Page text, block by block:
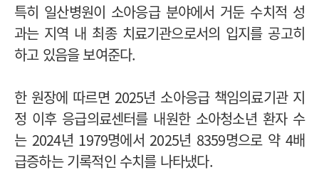
특히 일산병원이 소아응급 분야에서 거둔 수치적 성
과는 지역 내 최종 치료기관으로서의 입지를 공고히
하고 있음을 보여준다.
한 원장에 따르면 2025년 소아응급 책임의료기관 지
정 이후 응급의료센터를 내원한 소아청소년 환자 수
는 2024년 1979명에서 2025년 8359명으로 약 4배
급증하는 기록적인 수치를 나타냈다.